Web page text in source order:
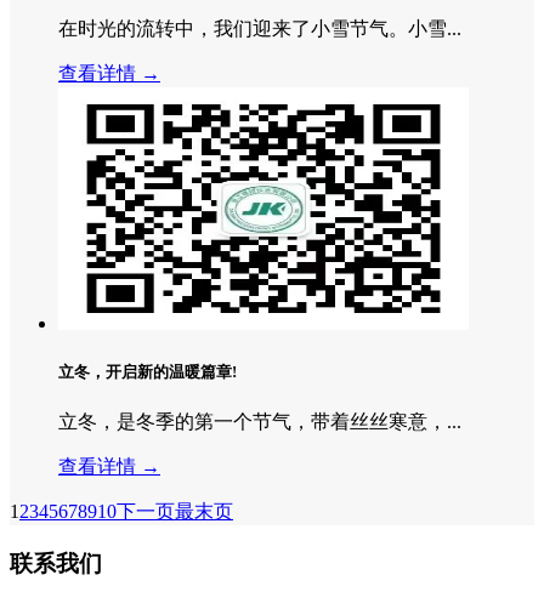
在时光的流转中，我们迎来了小雪节气。小雪...
查看详情 →
立冬，开启新的温暖篇章!
立冬，是冬季的第一个节气，带着丝丝寒意，...
查看详情 →
1 2345678910下一页最末页
联系我们